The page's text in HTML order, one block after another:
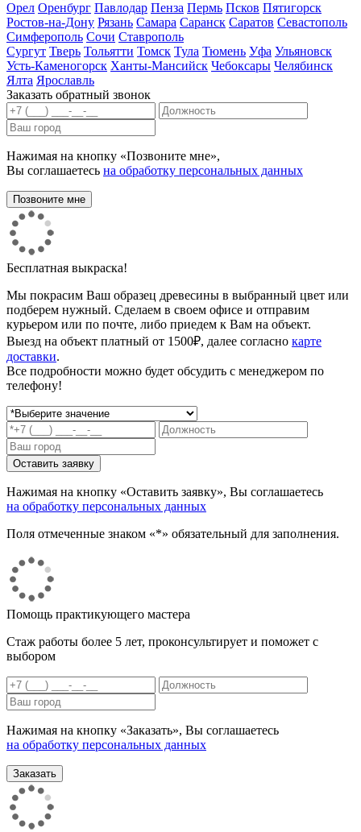
Орел Оренбург Павлодар Пенза Пермь Псков Пятигорск
Ростов-на-Дону Рязань Самара Саранск Саратов Севастополь
Симферополь Сочи Ставрополь
Сургут Тверь Тольятти Томск Тула Тюмень Уфа Ульяновск
Усть-Каменогорск Ханты-Мансийск Чебоксары Челябинск
Ялта Ярославль
Заказать обратный звонок
Нажимая на кнопку «Позвоните мне»,
Вы соглашаетесь на обработку персональных данных
Бесплатная выкраска!
Мы покрасим Ваш образец древесины в выбранный цвет или
подберем нужный. Сделаем в своем офисе и отправим
курьером или по почте, либо приедем к Вам на объект.
Выезд на объект платный от 1500₽, далее согласно карте
доставки.
Все подробности можно будет обсудить с менеджером по
телефону!
Нажимая на кнопку «Оставить заявку», Вы соглашаетесь
на обработку персональных данных
Поля отмеченные знаком «*» обязательный для заполнения.
Помощь практикующего мастера
Стаж работы более 5 лет, проконсультирует и поможет с
выбором
Нажимая на кнопку «Заказать», Вы соглашаетесь
на обработку персональных данных